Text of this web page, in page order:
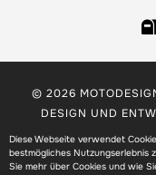
Diese Webseite verwendet
bestmögliches Nutzungserlebnis
Sie mehr über Cookies und wie
© 2026
DESIGN UND